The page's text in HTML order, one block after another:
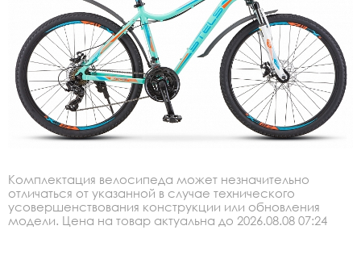
Комплектация велосипеда может незначительно
отличаться от указанной в случае технического
усовершенствования конструкции или обновления
модели. Цена на товар актуальна до 2026.08.08 07:24